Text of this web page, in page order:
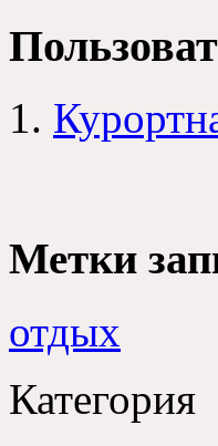
Метки
отдых
Категория